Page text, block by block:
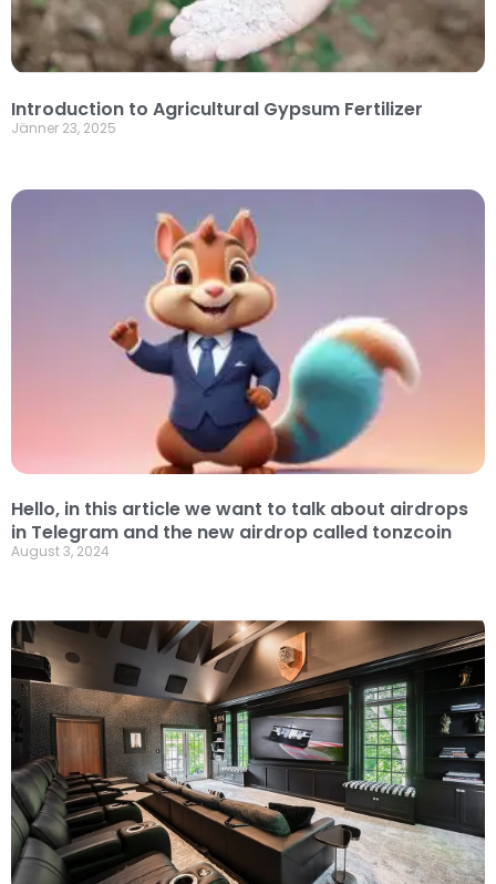
Introduction to Agricultural Gypsum Fertilizer
Jänner 23, 2025
Hello, in this article we want to talk about airdrops
in Telegram and the new airdrop called tonzcoin
August 3, 2024